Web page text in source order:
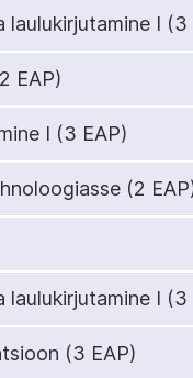
laulukirjutamine I (3
EAP)
I (3 EAP)
(2
laulukirjutamine I (3
(3 EAP)